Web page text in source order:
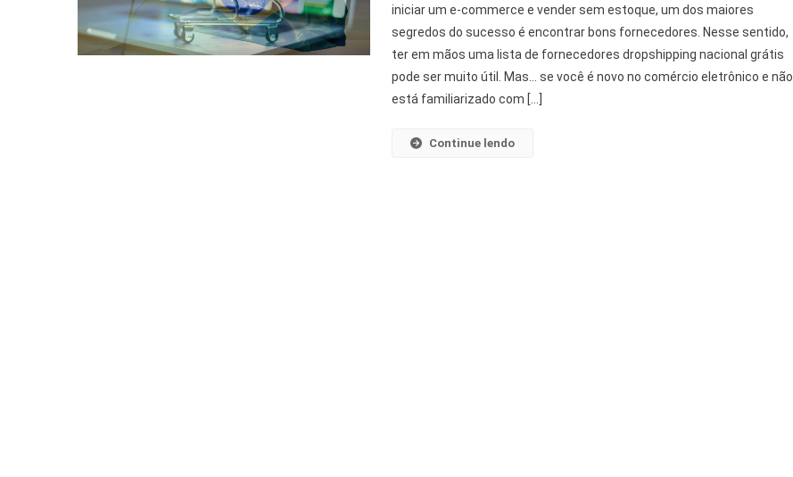
iniciar um e-commerce e vender sem estoque, um dos maiores
segredos do sucesso é encontrar bons fornecedores. Nesse sentido,
ter em mãos uma lista de fornecedores dropshipping nacional grátis
pode ser muito útil. Mas… se você é novo no comércio eletrônico e não
está familiarizado com […]
Continue lendo